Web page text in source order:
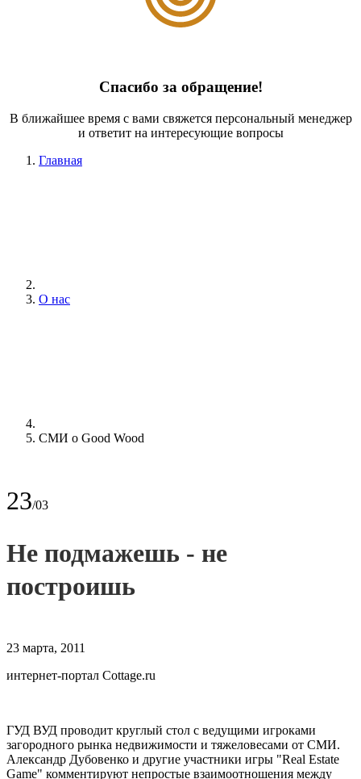
Спасибо за обращение!
В ближайшее время с вами свяжется персональный менеджер
и ответит на интересующие вопросы
Главная
О нас
СМИ о Good Wood
23/03
Не подмажешь - не
построишь
23 марта, 2011
интернет-портал Cottage.ru
ГУД ВУД проводит круглый стол с ведущими игроками
загородного рынка недвижимости и тяжеловесами от СМИ.
Александр Дубовенко и другие участники игры "Real Estate
Game" комментируют непростые взаимоотношения между